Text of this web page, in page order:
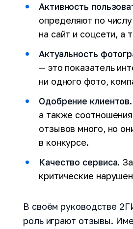
Активность
определяют по
на сайт и соцсети, а
Актуальность
— это показатель
ни одного фото,
Одобрение клиентов
а также
отзывов много, но
в конкурсе.
Качество сервиса.
критические
В своём руководстве
роль играют отзывы.